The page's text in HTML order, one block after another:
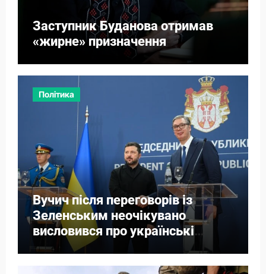
Заступник Буданова отримав
«жирне» призначення
Політика
Вучич після переговорів із
Зеленським неочікувано
висловився про українські
території